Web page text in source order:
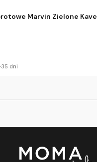
Marvin Zielone Kave
35 dni